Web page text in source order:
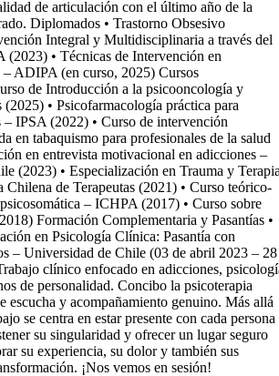
de articulación con el último año de la
Diplomados • Trastorno Obsesivo
Integral y Multidisciplinaria a través del
• Técnicas de Intervención en
– ADIPA (en curso, 2025) Cursos
de Introducción a la psicooncología y
• Psicofarmacología práctica para
IPSA (2022) • Curso de intervención
en tabaquismo para profesionales de la salud
en entrevista motivacional en adicciones –
(2023) • Especialización en Trauma y
Chilena de Terapeutas (2021) • Curso teórico-
– ICHPA (2017) • Curso sobre
Formación Complementaria y Pasantías •
en Psicología Clínica: Pasantía con
– Universidad de Chile (03 de abril 2023 – 28
clínico enfocado en adicciones,
de personalidad. Concibo la psicoterapia
escucha y acompañamiento genuino. Más allá
se centra en estar presente con cada persona
su singularidad y ofrecer un lugar seguro
su experiencia, su dolor y también sus
¡Nos vemos en sesión!